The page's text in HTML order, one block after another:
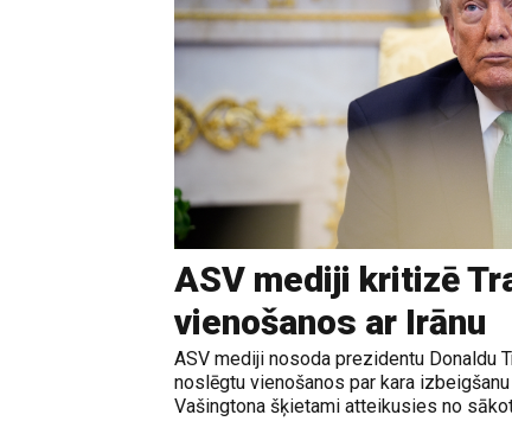
ASV mediji kritizē
vienošanos ar Irānu
ASV mediji nosoda prezidentu Donaldu
noslēgtu vienošanos par kara
Vašingtona šķietami atteikusies no